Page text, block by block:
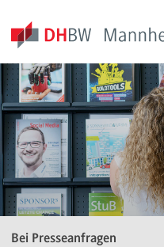
Bei Presseanfragen